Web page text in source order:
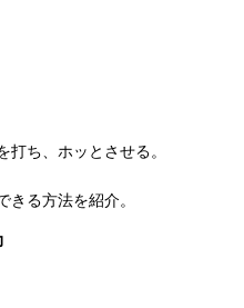
ち、ホッとさせる。
きる方法を紹介。